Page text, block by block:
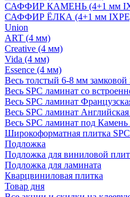
САФФИР КАМЕНЬ (4+1 мм
САФФИР ЁЛКА (4+1 мм
Union
ART (4 мм)
Creative (4 мм)
Vida (4 мм)
Essence (4 мм)
Весь толстый 6-8 мм
Весь SPC ламинат со
Весь SPC ламинат
Весь SPC ламинат Английская
Весь SPC ламинат под
Широкоформатная плитка
Подложка
Подложка для виниловой
Подложка для ламината
Кварцвиниловая плитка
Товар дня